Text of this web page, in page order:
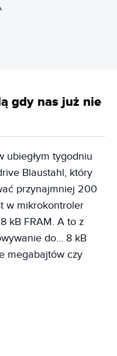
gdy nas już nie
ubiegłym tygodniu
Blaustahl, który
przynajmniej 200
w mikrokontroler
kB FRAM. A to z
do... 8 kB
megabajtów czy